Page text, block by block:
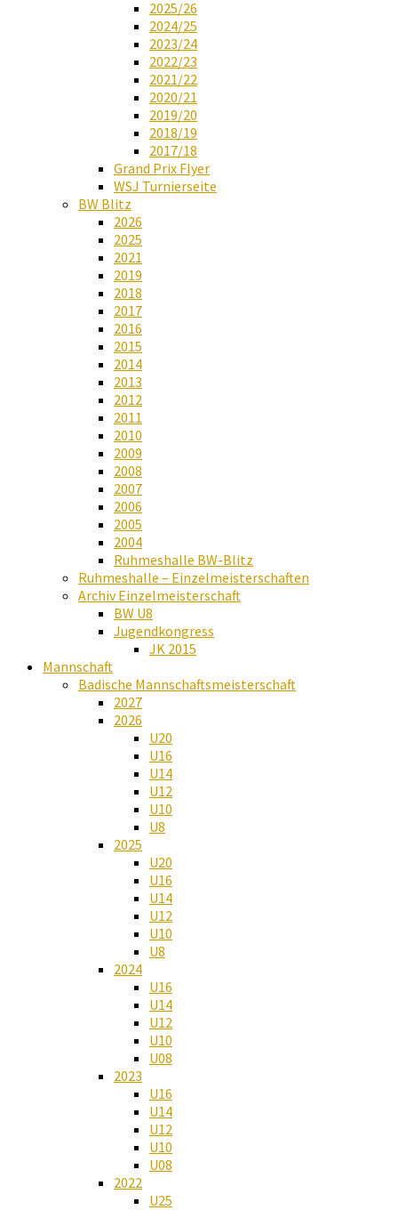
2025/26
2024/25
2023/24
2022/23
2021/22
2020/21
2019/20
2018/19
2017/18
Grand Prix Flyer
WSJ Turnierseite
BW Blitz
2026
2025
2021
2019
2018
2017
2016
2015
2014
2013
2012
2011
2010
2009
2008
2007
2006
2005
2004
Ruhmeshalle BW-Blitz
Ruhmeshalle – Einzelmeisterschaften
Archiv Einzelmeisterschaft
BW U8
Jugendkongress
JK 2015
Mannschaft
Badische Mannschaftsmeisterschaft
2027
2026
U20
U16
U14
U12
U10
U8
2025
U20
U16
U14
U12
U10
U8
2024
U16
U14
U12
U10
U08
2023
U16
U14
U12
U10
U08
2022
U25